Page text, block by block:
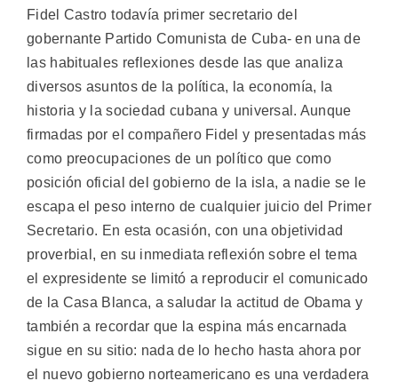
Fidel Castro todavía primer secretario del
gobernante Partido Comunista de Cuba- en una de
las habituales reflexiones desde las que analiza
diversos asuntos de la política, la economía, la
historia y la sociedad cubana y universal. Aunque
firmadas por el compañero Fidel y presentadas más
como preocupaciones de un político que como
posición oficial del gobierno de la isla, a nadie se le
escapa el peso interno de cualquier juicio del Primer
Secretario. En esta ocasión, con una objetividad
proverbial, en su inmediata reflexión sobre el tema
el expresidente se limitó a reproducir el comunicado
de la Casa Blanca, a saludar la actitud de Obama y
también a recordar que la espina más encarnada
sigue en su sitio: nada de lo hecho hasta ahora por
el nuevo gobierno norteamericano es una verdadera